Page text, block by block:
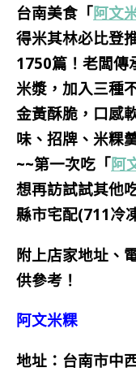
台南美食「阿文
得米其林必比登
1750篇！ 老闆傳
米漿，加入三種
金黃酥脆，口感
味、招牌、米粿
~~第一次吃 「阿
想再訪試試其他
縣市宅配(711冷
附上店家地址、
供參考！
阿文米粿
地址：台南市中